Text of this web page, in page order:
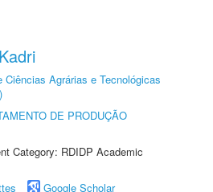
Ciências Agrárias e Tecnológicas
DE PRODUÇÃO
Category: RDIDP Academic
Google Scholar